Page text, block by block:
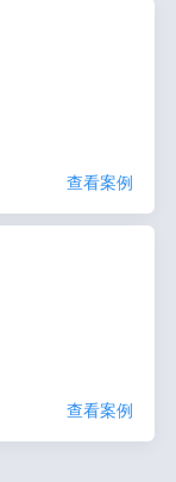
查看案例
查看案例